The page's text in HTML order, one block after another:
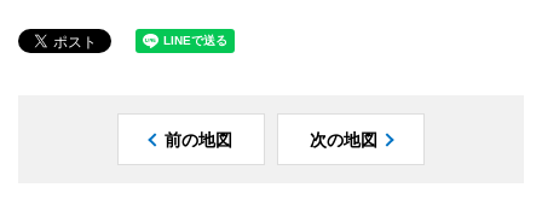
前の地図 次の地図